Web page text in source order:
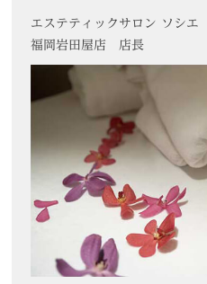
エステティックサロン ソシエ
福岡岩田屋店
店長